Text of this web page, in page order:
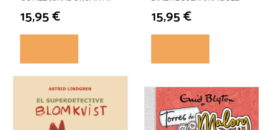
MONTES, BARBARA
15,95 € 15,95 €